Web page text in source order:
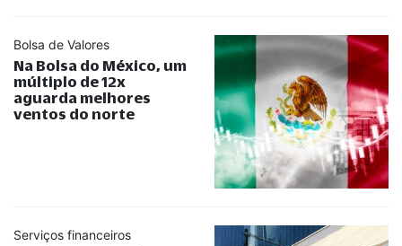
Bolsa de Valores
Na Bolsa do México, um
múltiplo de 12x
aguarda melhores
ventos do norte
Serviços financeiros